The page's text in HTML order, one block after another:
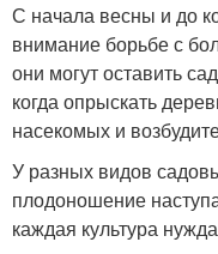
С начала весны и до
внимание борьбе с
они могут оставить
когда опрыскать
насекомых и
У разных видов
плодоношение
каждая культура